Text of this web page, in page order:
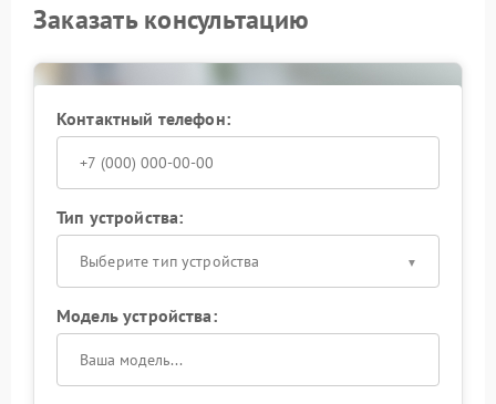
Заказать консультацию
Контактный телефон:
Тип устройства:
Выберите тип устройства
Модель устройства: